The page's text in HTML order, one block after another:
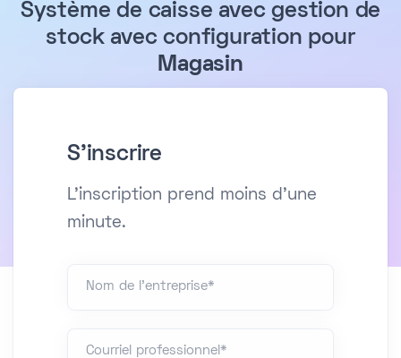
Système de caisse avec gestion de
stock avec configuration pour
Magasin
S'inscrire
L'inscription prend moins d'une
minute.
Nom de l'entreprise*
Courriel professionnel*